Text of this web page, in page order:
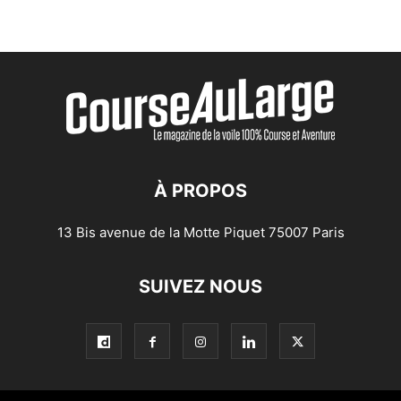
À PROPOS
13 Bis avenue de la Motte Piquet 75007 Paris
SUIVEZ NOUS